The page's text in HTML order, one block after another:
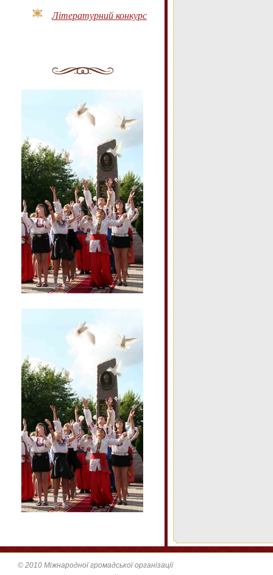
Літературний конкурс
© 2010 Міжнародної громадської організації